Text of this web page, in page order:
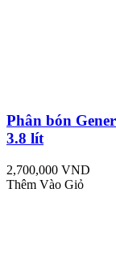
Phân bón
3.8 lít
2,700,000 VND
Thêm Vào Giỏ